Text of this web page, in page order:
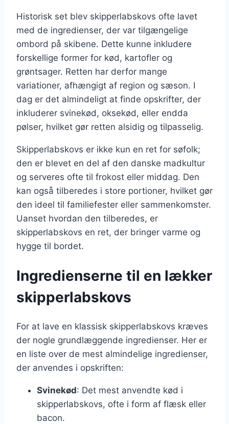
Historisk set blev skipperlabskovs ofte lavet
med de ingredienser, der var tilgængelige
ombord på skibene. Dette kunne inkludere
forskellige former for kød, kartofler og
grøntsager. Retten har derfor mange
variationer, afhængigt af region og sæson. I
dag er det almindeligt at finde opskrifter, der
inkluderer svinekød, oksekød, eller endda
pølser, hvilket gør retten alsidig og tilpasselig.
Skipperlabskovs er ikke kun en ret for søfolk;
den er blevet en del af den danske madkultur
og serveres ofte til frokost eller middag. Den
kan også tilberedes i store portioner, hvilket gør
den ideel til familiefester eller sammenkomster.
Uanset hvordan den tilberedes, er
skipperlabskovs en ret, der bringer varme og
hygge til bordet.
Ingredienserne til en lækker
skipperlabskovs
For at lave en klassisk skipperlabskovs kræves
der nogle grundlæggende ingredienser. Her er
en liste over de mest almindelige ingredienser,
der anvendes i opskriften:
Svinekød: Det mest anvendte kød i
skipperlabskovs, ofte i form af flæsk eller
bacon.